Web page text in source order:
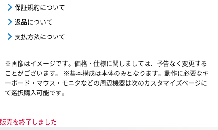
保証規約について
返品について
支払方法について
※画像はイメージです。価格・仕様に関しましては、予告なく変更する
ことがございます。 ※基本構成は本体のみとなります。動作に必要なキ
ーボード・マウス・モニタなどの周辺機器は次のカスタマイズページに
て選択購入可能です。
販売を終了しました